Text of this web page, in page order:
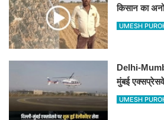
किसान का
500-500 रुपए
UMESH
Delhi-
मुंबई
हेलीकॉप्टर
UMESH